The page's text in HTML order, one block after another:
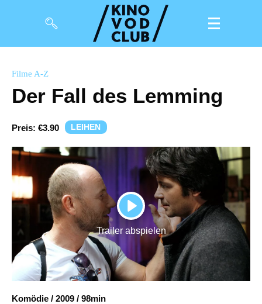
Magazin
Kuratierungen
So geht’s
Filmpakete
Gutscheine
& Filmpässe
Account
Filme A-Z
Der Fall des Lemming
Preis: €3.90 LEIHEN
PLAY
Trailer abspielen
Komödie / 2009 / 98min